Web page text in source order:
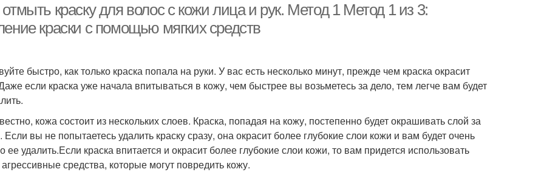
краску для волос с кожи лица и рук. Метод 1 Метод 1 из 3:
краски с помощью мягких средств
быстро, как только краска попала на руки. У вас есть несколько минут, прежде чем краска окрасит
если краска уже начала впитываться в кожу, чем быстрее вы возьметесь за дело, тем легче вам будет
кожа состоит из нескольких слоев. Краска, попадая на кожу, постепенно будет окрашивать слой за
Если вы не попытаетесь удалить краску сразу, она окрасит более глубокие слои кожи и вам будет очень
ее удалить.Если краска впитается и окрасит более глубокие слои кожи, то вам придется использовать
средства, которые могут повредить кожу.